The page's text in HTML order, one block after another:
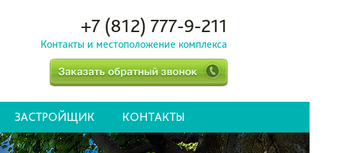
+7 (812) 777-9-211
Контакты и местоположение комплекса
ЗАСТРОЙЩИК КОНТАКТЫ